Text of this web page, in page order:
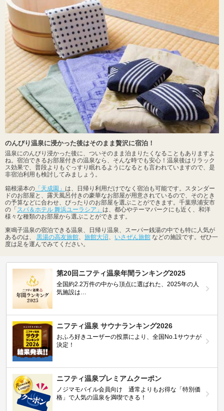
のんびり温泉に浸かった後はそのまま贅沢に宿泊！
温泉にのんびり浸かった後に、ついそのまま泊まりたくなることもありますよ
ね。宿泊できるお部屋付きの温泉なら、そんな時でも安心！温泉後はリラック
ス効果で、普段よりもぐっすり眠れるようになるとも言われていますので、是
非宿泊利用も検討してみましょう。
箱根湯本の 「天成園」 は、日帰り利用だけでなく宿泊も可能です。スタンダー
ドのお部屋と、露天風呂付きの豪華なお部屋が用意されているので、そのとき
の予算などに合わせ、ぴったりのお部屋を選ぶことができます。千葉県浦安市
の「スパ＆ホテル 舞浜ユーラシア」 は、都心やテーマパークにも近く、和洋
様々な種類のお部屋から選ぶことができます。
東鳴子温泉の宿泊できる温泉、日帰り温泉、スーパー銭湯の中でも特に人気が
あるのは、 黒湯の高友旅館、 旅館大沼、 いさぜん旅館 などの施設です。ぜひ一
度は足を運んでみてください。
第20回ニフティ温泉年間ランキング2025
全国約2.2万件の中から頂点に選ばれた、2025年の人
気施設は…
ニフティ温泉 サウナランキング2026
おふろ好きユーザーの投票により、全国No.1サウナが
決定！
ニフティ温泉プレミアムクーポン
ノジマモバイル会員向け 通常よりもお得な「特別価
格」で人気の温泉を満喫できる！